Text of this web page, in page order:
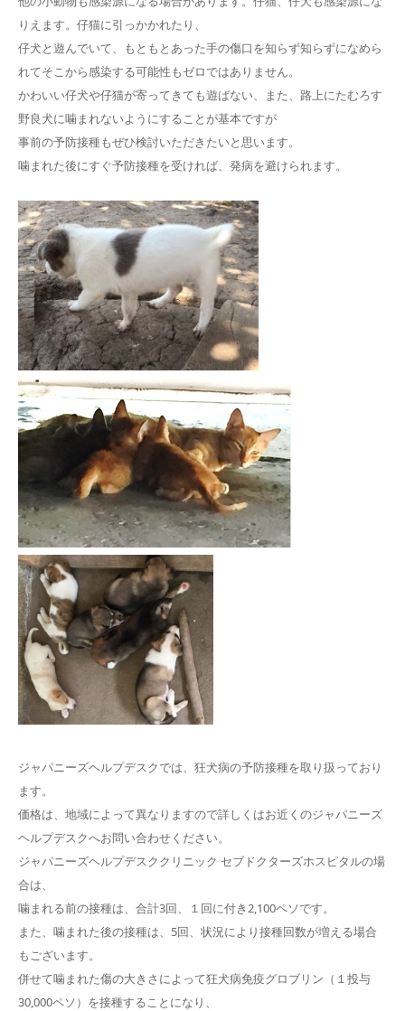
りえます。仔猫に引っかかれたり、
仔犬と遊んでいて、もともとあった手の傷口を知らず知らずになめら
れてそこから感染する可能性もゼロではありません。
かわいい仔犬や仔猫が寄ってきても遊ばない、また、路上にたむろす
野良犬に噛まれないようにすることが基本ですが
事前の予防接種もぜひ検討いただきたいと思います。
噛まれた後にすぐ予防接種を受ければ、発病を避けられます。
ジャパニーズヘルプデスクでは、狂犬病の予防接種を取り扱っており
ます。
価格は、地域によって異なりますので詳しくはお近くのジャパニーズ
ヘルプデスクへお問い合わせください。
ジャパニーズヘルプデスククリニック セブドクターズホスピタルの場
合は、
噛まれる前の接種は、合計3回、１回に付き2,100ペソです。
また、噛まれた後の接種は、5回、状況により接種回数が増える場合
もございます。
併せて噛まれた傷の大きさによって狂犬病免疫グロブリン（１投与
30,000ペソ）を接種することになり、